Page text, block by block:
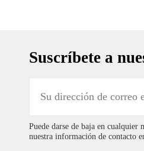
Suscríbete a
Puede darse de baja en cualquier
nuestra información de contacto